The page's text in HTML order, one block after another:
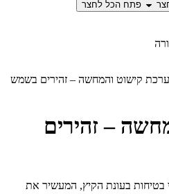
פתח הכל לחצר
קישוט והמחשה – זהירים בשמש
– זהירים
בעונת הקיץ, המעשיר את